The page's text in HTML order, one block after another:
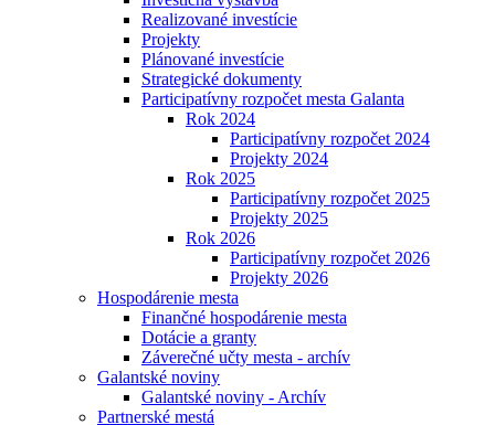
Realizované investície
Projekty
Plánované investície
Strategické dokumenty
Participatívny rozpočet mesta Galanta
Rok 2024
Participatívny rozpočet 2024
Projekty 2024
Rok 2025
Participatívny rozpočet 2025
Projekty 2025
Rok 2026
Participatívny rozpočet 2026
Projekty 2026
Hospodárenie mesta
Finančné hospodárenie mesta
Dotácie a granty
Záverečné učty mesta - archív
Galantské noviny
Galantské noviny - Archív
Partnerské mestá